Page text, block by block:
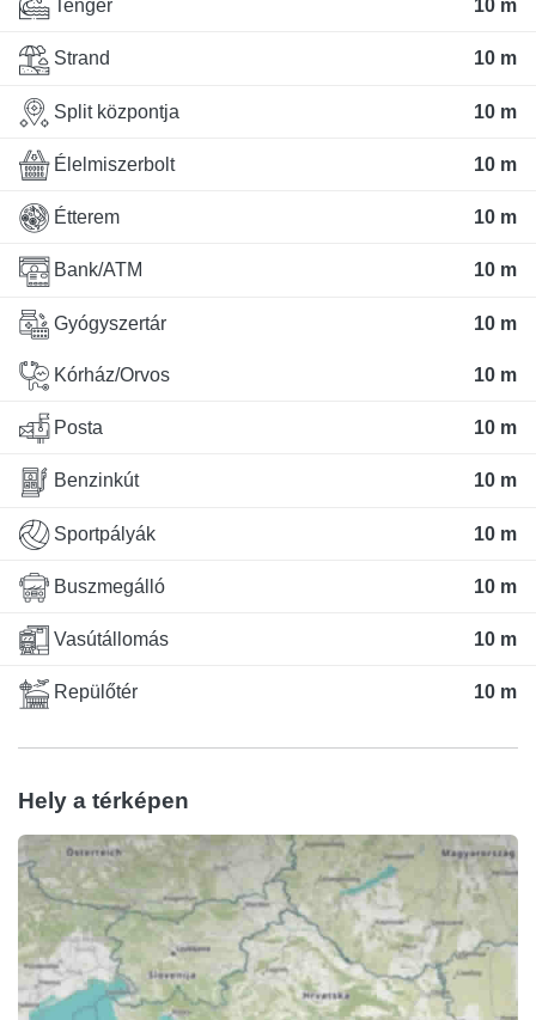
Tenger 10 m
Strand 10 m
Split központja 10 m
Élelmiszerbolt 10 m
Étterem 10 m
Bank/ATM 10 m
Gyógyszertár 10 m
Kórház/Orvos 10 m
Posta 10 m
Benzinkút 10 m
Sportpályák 10 m
Buszmegálló 10 m
Vasútállomás 10 m
Repülőtér 10 m
Hely a térképen